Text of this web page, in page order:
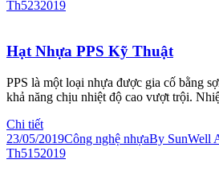
Th5232019
Hạt Nhựa PPS Kỹ Thuật
PPS là một loại nhựa được gia cố bằng
khả năng chịu nhiệt độ cao vượt trội.
Chi tiết
23/05/2019Công nghệ nhựaBy SunWell
Th5152019